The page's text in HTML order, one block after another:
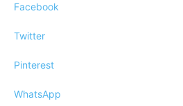
Facebook
Twitter
Pinterest
WhatsApp